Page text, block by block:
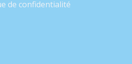
de confidentialité